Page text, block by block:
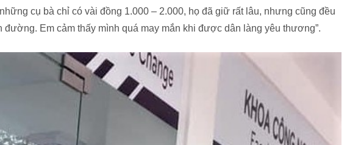
cụ bà chỉ có vài đồng 1.000 – 2.000, họ đã giữ rất lâu, nhưng cũng đều
đường. Em cảm thấy mình quá may mắn khi được dân làng yêu thương”.